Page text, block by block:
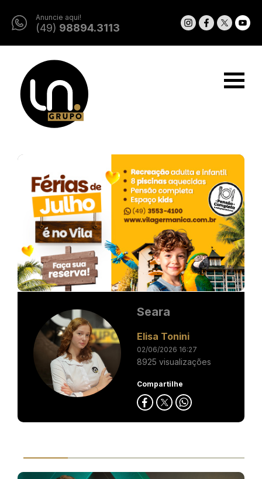
Anuncie aqui!
(49) 98894.3113
Seara
Elisa Tonini
02/06/2026 16:27
8925 visualizações
Compartilhe